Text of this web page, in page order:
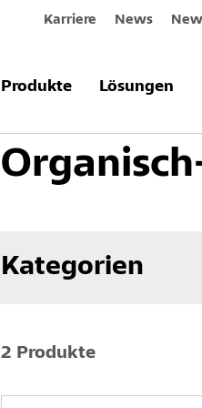
Karriere News
Produkte Lösungen
Produkte & Systeme Innenraum
Kategorien
2 Produkte